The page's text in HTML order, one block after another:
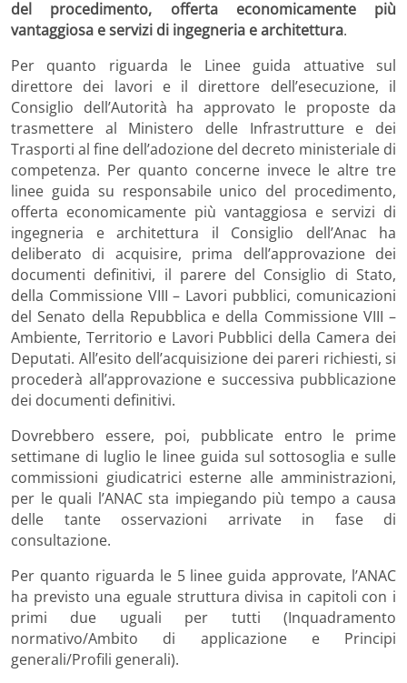
del procedimento, offerta economicamente più
vantaggiosa e servizi di ingegneria e architettura.
Per quanto riguarda le Linee guida attuative sul
direttore dei lavori e il direttore dell’esecuzione, il
Consiglio dell’Autorità ha approvato le proposte da
trasmettere al Ministero delle Infrastrutture e dei
Trasporti al fine dell’adozione del decreto ministeriale di
competenza. Per quanto concerne invece le altre tre
linee guida su responsabile unico del procedimento,
offerta economicamente più vantaggiosa e servizi di
ingegneria e architettura il Consiglio dell’Anac ha
deliberato di acquisire, prima dell’approvazione dei
documenti definitivi, il parere del Consiglio di Stato,
della Commissione VIII – Lavori pubblici, comunicazioni
del Senato della Repubblica e della Commissione VIII –
Ambiente, Territorio e Lavori Pubblici della Camera dei
Deputati. All’esito dell’acquisizione dei pareri richiesti, si
procederà all’approvazione e successiva pubblicazione
dei documenti definitivi.
Dovrebbero essere, poi, pubblicate entro le prime
settimane di luglio le linee guida sul sottosoglia e sulle
commissioni giudicatrici esterne alle amministrazioni,
per le quali l’ANAC sta impiegando più tempo a causa
delle tante osservazioni arrivate in fase di
consultazione.
Per quanto riguarda le 5 linee guida approvate, l’ANAC
ha previsto una eguale struttura divisa in capitoli con i
primi due uguali per tutti (Inquadramento
normativo/Ambito di applicazione e Principi
generali/Profili generali).